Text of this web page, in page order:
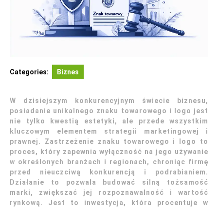
Categories: Biznes
W dzisiejszym konkurencyjnym świecie biznesu,
posiadanie unikalnego znaku towarowego i logo jest
nie tylko kwestią estetyki, ale przede wszystkim
kluczowym elementem strategii marketingowej i
prawnej. Zastrzeżenie znaku towarowego i logo to
proces, który zapewnia wyłączność na jego używanie
w określonych branżach i regionach, chroniąc firmę
przed nieuczciwą konkurencją i podrabianiem.
Działanie to pozwala budować silną tożsamość
marki, zwiększać jej rozpoznawalność i wartość
rynkową. Jest to inwestycja, która procentuje w